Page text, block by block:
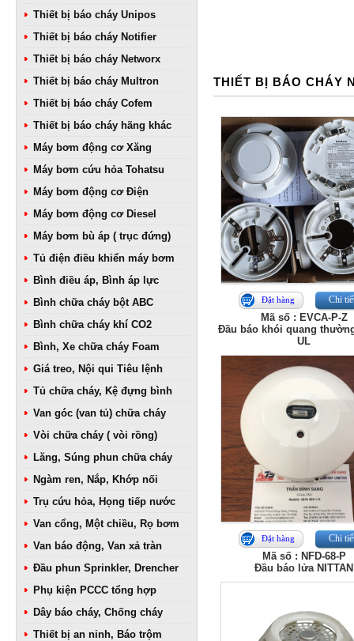
Thiết bị báo cháy Unipos
Thiết bị báo cháy Notifier
Thiết bị báo cháy Networx
Thiết bị báo cháy Multron
Thiết bị báo cháy Cofem
Thiết bị báo cháy hãng khác
Máy bơm động cơ Xăng
Máy bơm cứu hỏa Tohatsu
Máy bơm động cơ Điện
Máy bơm động cơ Diesel
Máy bơm bù áp ( trục đứng)
Tủ điện điều khiển máy bơm
Bình điều áp, Bình áp lực
Bình chữa cháy bột ABC
Bình chữa cháy khí CO2
Bình, Xe chữa cháy Foam
Giá treo, Nội qui Tiêu lệnh
Tủ chữa cháy, Kệ đựng bình
Van góc (van tủ) chữa cháy
Vòi chữa cháy ( vòi rồng)
Lăng, Súng phun chữa cháy
Ngàm ren, Nắp, Khớp nối
Trụ cứu hỏa, Họng tiếp nước
Van cổng, Một chiều, Rọ bơm
Van báo động, Van xả tràn
Đầu phun Sprinkler, Drencher
Phụ kiện PCCC tổng hợp
Dây báo cháy, Chống cháy
Thiết bị an ninh, Báo trộm
THIẾT BỊ BÁO CHÁY
Đặt hàng Chi
Mã số : EVCA-P-Z
Đầu báo khói quang
UL
Đặt hàng Chi
Mã số : NFD-68-P
Đầu báo lửa NITTAN